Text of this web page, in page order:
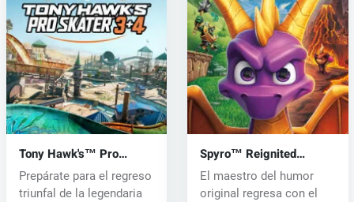
Tony Hawk's™ Pro
Skater™ 3 + 4 (PC) key
Prepárate para el regreso
triunfal de la legendaria
Spyro™ Reignited
Trilogy (PC) key
El maestro del humor
original regresa con el